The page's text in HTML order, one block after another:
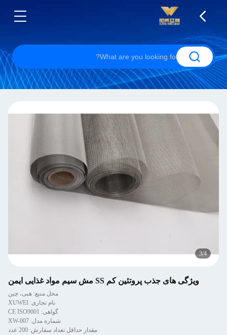
4/4
ویژگی های جذب پروتئین کم SS مش سیم مواد غذایی ایمن
محل منبع: هبی، چین
نام تجاری: XUWEI
گواهی: CE ISO9001
شماره مدل: XW-007
مقدار حداقل تعداد سفارش: 200 عدد